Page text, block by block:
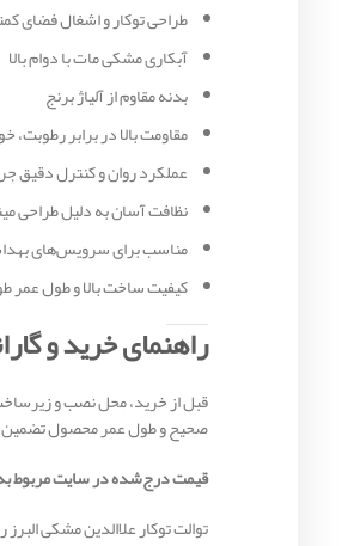
طراحی توکار و اشغال فضای
آبکاری مشکی مات با دوام بالا
بدنه مقاوم از آلیاژ برنج
مقاومت بالا در برابر رطوبت،
عملکرد روان و کنترل دقیق
نظافت آسان به دلیل طراحی
مناسب برای سرویس‌های
کیفیت ساخت بالا و طول عمر
راهنمای خرید و
قبل از خرید، محل نصب و
صحیح و طول عمر محصول
قیمت درج‌شده در سایت مربوط
توالت توکار علاالدین مشکی البرز